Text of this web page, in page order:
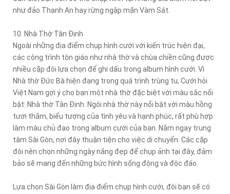
như đảo Thạnh An hay rừng ngập mặn Vàm Sát.
10. Nhà Thờ Tân Định
Ngoài những địa điểm chụp hình cưới với kiến trúc hiện đại,
các công trình tôn giáo như nhà thờ và chùa chiền cũng được
nhiều cặp đôi lựa chọn để ghi dấu trong album hình cưới. Vì
Nhà thờ Đức Bà hiện đang trong quá trình trùng tu, Cưới hỏi
Việt Nam gợi ý cho bạn một nhà thờ đặc biệt với màu sắc nổi
bật: Nhà thờ Tân Định. Ngôi nhà thờ này nổi bật với màu hồng
tươi thắm, biểu tượng của tình yêu và hạnh phúc, rất phù hợp
làm màu chủ đạo trong album cưới của bạn. Nằm ngay trung
tâm Sài Gòn, nơi đây thuận tiện cho việc di chuyển. Các cặp
đôi nên chọn những ngày nắng đẹp để chụp ảnh tại đây, đảm
bảo sẽ mang đến những bức hình sống động và độc đáo.
Lựa chọn Sài Gòn làm địa điểm chụp hình cưới, đôi bạn sẽ có